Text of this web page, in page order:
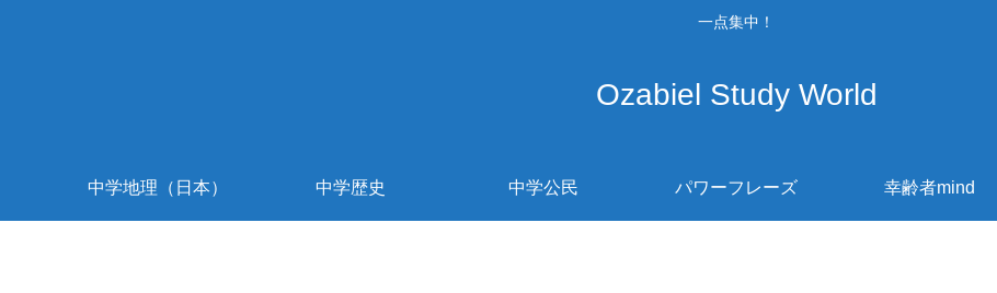
一点集中！
Ozabiel Study World
中学地理（日本） 中学歴史 中学公民 パワーフレーズ 幸齢者mind